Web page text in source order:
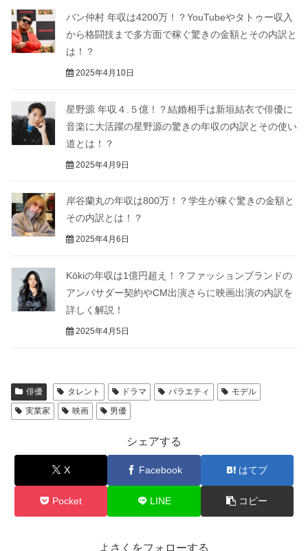
バン仲村 年収は4200万！？YouTubeやタトゥー収入
から格闘技まで多方面で稼ぐ驚きの金額とその内訳と
は！？
2025年4月10日
星野源 年収４.５億！？結婚相手は新垣結衣で俳優に
音楽に大活躍の星野源の驚きの年収の内訳とその使い
道とは！？
2025年4月9日
岸谷蘭丸の年収は800万！？学生が稼ぐ驚きの金額と
その内訳とは！？
2025年4月6日
Kōkiの年収は1億円超え！？ファッションブランドの
アンバサダー契約やCM出演さらに映画出演の内訳を
詳しく解説！
2025年4月5日
俳優 タレント ドラマ バラエティ
モデル
実業家
映画 男優
シェアする
X Facebook はてブ
Pocket LINE コピー
よさくをフォローする